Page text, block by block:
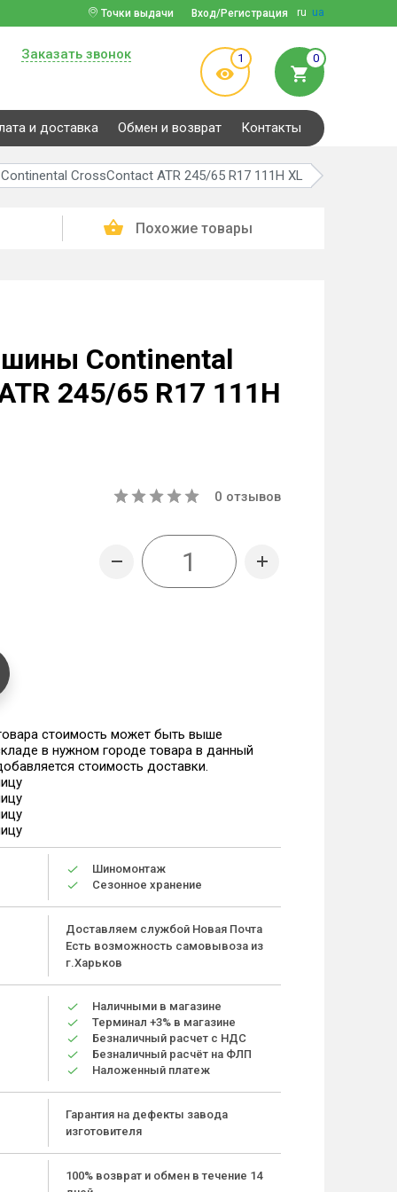
ru ua
Вход/Регистрация
Точки выдачи
Заказать звонок 1 0
и доставка Обмен и возврат Контакты
CrossContact ATR 245/65 R17 111H XL
Похожие товары
Continental
245/65 R17 111H
0 отзывов
стоимость может быть выше
в нужном городе товара в данный
стоимость доставки.
Шиномонтаж
Сезонное хранение
Доставляем службой Новая Почта
Есть возможность самовывоза из
г.Харьков
Наличными в магазине
Терминал +3% в магазине
Безналичный расчет с НДС
Безналичный расчёт на ФЛП
Наложенный платеж
Гарантия на дефекты завода
изготовителя
100% возврат и обмен в течение 14